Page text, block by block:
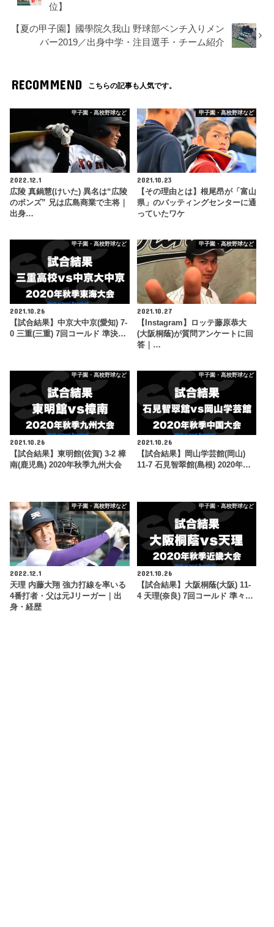
位】
【夏の甲子園】國學院久我山 野球部ベンチ入りメン
バー2019／出身中学・注目選手・チーム紹介
RECOMMEND こちらの記事も人気です。
甲子園・高校野球など
2022.12.1
広陵 真鍋慧(けいた) 異名は“広陵
のボンズ” 兄は広島商業で主将｜
出身…
甲子園・高校野球など
2021.10.23
【その理由とは】根尾昂が「富山
県」のバッティングセンターに通
っていたワケ
甲子園・高校野球など
2021.10.26
【試合結果】中京大中京(愛知) 7-
0 三重(三重) 7回コールド 準決…
甲子園・高校野球など
2021.10.27
【Instagram】ロッテ藤原恭大
(大阪桐蔭)が質問アンケートに回
答｜…
甲子園・高校野球など
2021.10.26
【試合結果】東明館(佐賀) 3-2 樟
南(鹿児島) 2020年秋季九州大会
甲子園・高校野球など
2021.10.26
【試合結果】岡山学芸館(岡山)
11-7 石見智翠館(島根) 2020年…
甲子園・高校野球など
2022.12.1
天理 内藤大翔 強力打線を率いる
4番打者・父は元Jリーガー｜出
身・経歴
甲子園・高校野球など
2021.10.26
【試合結果】大阪桐蔭(大阪) 11-
4 天理(奈良) 7回コールド 準々…